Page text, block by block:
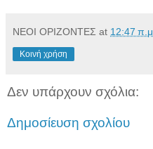
ΝΕΟΙ ΟΡΙΖΟΝΤΕΣ at 12:47 π.μ.
Κοινή χρήση
Δεν υπάρχουν σχόλια:
Δημοσίευση σχολίου